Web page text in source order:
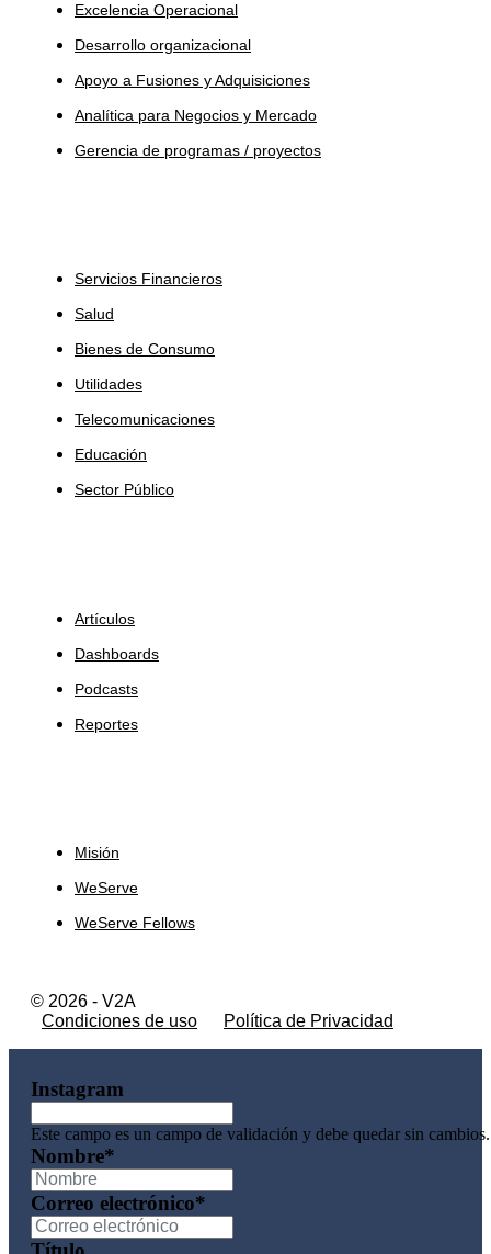
Excelencia Operacional
Desarrollo organizacional
Apoyo a Fusiones y Adquisiciones
Analítica para Negocios y Mercado
Gerencia de programas / proyectos
Servicios Financieros
Salud
Bienes de Consumo
Utilidades
Telecomunicaciones
Educación
Sector Público
Artículos
Dashboards
Podcasts
Reportes
Misión
WeServe
WeServe Fellows
© 2026 - V2A
Condiciones de uso
Política de Privacidad
Instagram
Este campo es un campo de validación y debe quedar sin cambios.
Nombre*
Correo electrónico*